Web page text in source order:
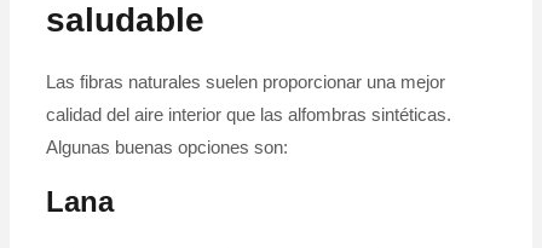
saludable
Las fibras naturales suelen proporcionar una mejor
calidad del aire interior que las alfombras sintéticas.
Algunas buenas opciones son:
Lana